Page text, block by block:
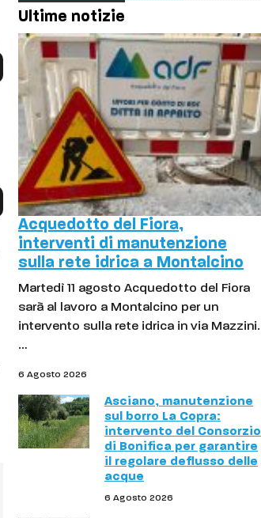
Ultime notizie
Acquedotto del Fiora,
interventi di manutenzione
sulla rete idrica a Montalcino
Martedì 11 agosto Acquedotto del Fiora
sarà al lavoro a Montalcino per un
intervento sulla rete idrica in via Mazzini.
…
6 Agosto 2026
Asciano, manutenzione
sul borro La Copra:
intervento del Consorzio
di Bonifica per garantire
il regolare deflusso delle
acque
6 Agosto 2026